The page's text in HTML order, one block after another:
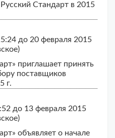
Стандарт в 2015
до 20 февраля 2015
приглашает принять
поставщиков
г.
до 13 февраля 2015
объявляет о начале